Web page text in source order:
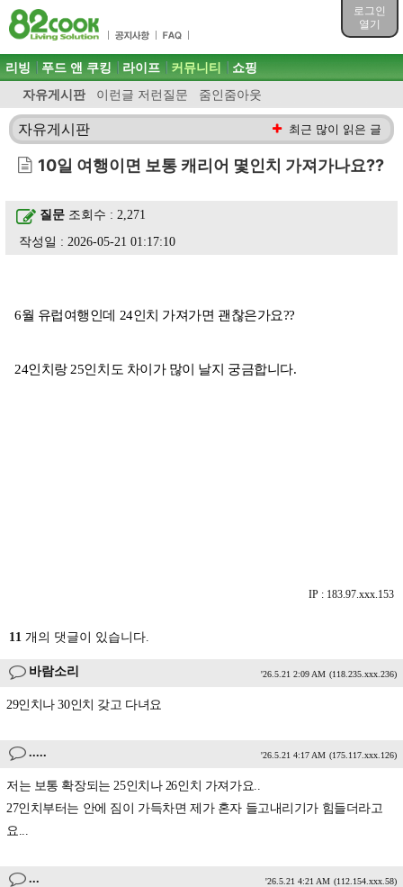
로그인
열기
목차
주메뉴 바로가기
컨텐츠 바로가기
검색 바로가기
로그인 바로가기
주메뉴
리빙 푸드 앤 쿠킹 라이프 커뮤니티
자유게시판 이런글 저런질문 줌인줌아웃
쇼핑
자유게시판 최근 많이 읽은 글
10일 여행이면 보통 캐리어 몇인치 가져가나요??
질문 조회수 : 2,271
작성일 : 2026-05-21 01:17:10
6월 유럽여행인데 24인치 가져가면 괜찮은가요??
24인치랑 25인치도 차이가 많이 날지 궁금합니다.
IP : 183.97.xxx.153
11 개의 댓글이 있습니다.
바람소리 '26.5.21 2:09 AM (118.235.xxx.236)
29인치나 30인치 갖고 다녀요
..... '26.5.21 4:17 AM (175.117.xxx.126)
저는 보통 확장되는 25인치나 26인치 가져가요..
27인치부터는 안에 짐이 가득차면 제가 혼자 들고내리기가 힘들더라고
요...
... '26.5.21 4:21 AM (112.154.xxx.58)